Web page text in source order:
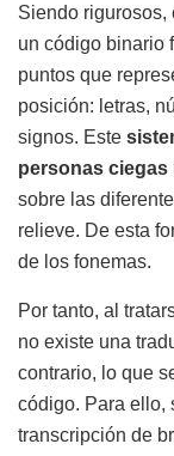
Siendo rigurosos,
un código binario
puntos que
posición: letras,
signos. Este
personas ciegas
sobre las
relieve. De esta
de los fonemas.
Por tanto, al
no existe una
contrario, lo que
código. Para ello,
transcripción de